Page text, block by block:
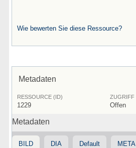
Wie bewerten Sie diese Ressource?
Metadaten
RESSOURCE (ID)
1229
ZUGRIFF
Offen
Metadaten
BILD DIA Default META